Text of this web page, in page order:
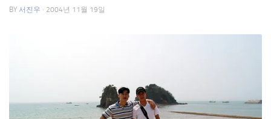
BY 서진우 · 2004년 11월 19일